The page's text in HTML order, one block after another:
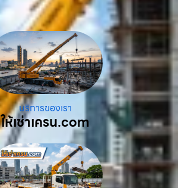
บริการของเรา
ให้เช่าเครน.com